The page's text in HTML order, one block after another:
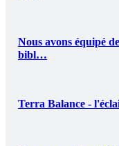
Nous avons équipé
bibl…
Terra Balance -